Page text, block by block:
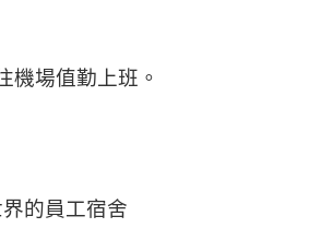
機場值勤上班。
的員工宿舍